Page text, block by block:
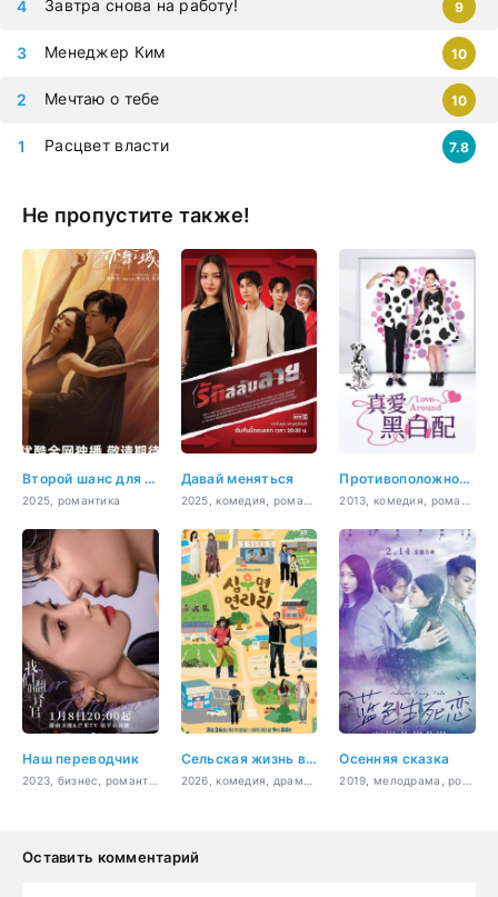
Расцвет власти 7.8
Мечтаю о тебе 10
Менеджер Ким 10
Завтра снова на работу! 9
Не пропустите также!
Второй шанс для любви
2025, романтика
Давай меняться Противоположности притягиваются
Наш переводчик Сельская жизнь в Ëннири Осенняя сказка
Оставить комментарий